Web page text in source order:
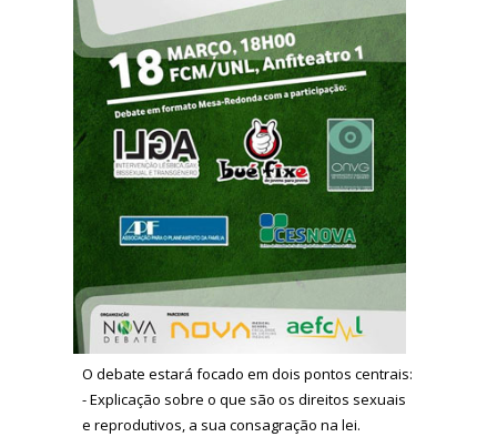
O debate estará focado em dois pontos centrais:
- Explicação sobre o que são os direitos sexuais
e reprodutivos, a sua consagração na lei.